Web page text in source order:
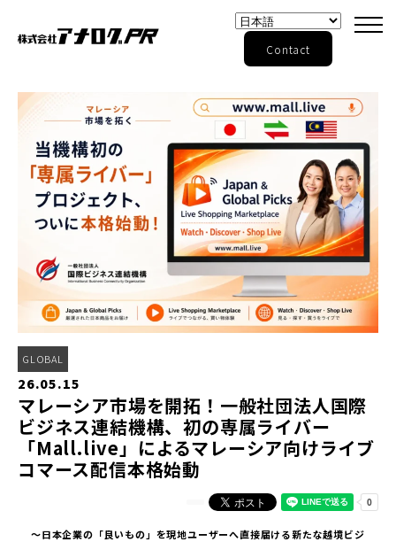
Contact
GLOBAL
26.05.15
マレーシア市場を開拓！一般社団法人国際
ビジネス連結機構、初の専属ライバー
「Mall.live」によるマレーシア向けライブ
コマース配信本格始動
〜日本企業の「良いもの」を現地ユーザーへ直接届ける新たな越境ビジ